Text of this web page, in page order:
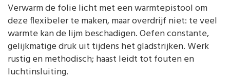
Verwarm de folie licht met een warmtepistool om
deze flexibeler te maken, maar overdrijf niet: te veel
warmte kan de lijm beschadigen. Oefen constante,
gelijkmatige druk uit tijdens het gladstrijken. Werk
rustig en methodisch; haast leidt tot fouten en
luchtinsluiting.